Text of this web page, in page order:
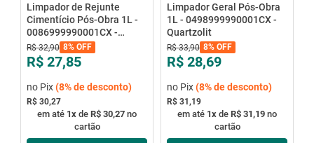
Limpador de Rejunte
Cimentício Pós-Obra 1L -
0086999990001CX -
Quartzolit
R$ 32,90 8%OFF
R$ 27,85
no Pix(8%de desconto)
R$ 30,27
em até 1x de R$ 30,27 no
cartão
Limpador Geral Pós-Obra
1L - 0498999990001CX -
Quartzolit
R$ 33,90 8%OFF
R$ 28,69
no Pix(8%de desconto)
R$ 31,19
em até 1x de R$ 31,19 no
cartão